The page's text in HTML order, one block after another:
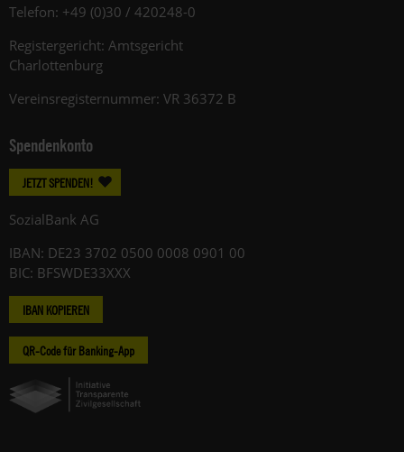
Telefon: +49 (0)30 / 420248-0
Registergericht: Amtsgericht
Charlottenburg
Vereinsregisternummer: VR 36372 B
Spendenkonto
JETZT SPENDEN!
SozialBank AG
IBAN: DE23 3702 0500 0008 0901 00
BIC: BFSWDE33XXX
IBAN KOPIEREN
QR-Code für Banking-App